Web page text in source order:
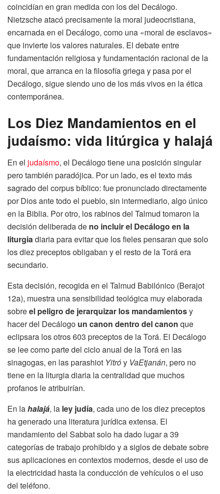
coincidían en gran medida con los del Decálogo.
Nietzsche atacó precisamente la moral judeocristiana,
encarnada en el Decálogo, como una «moral de esclavos»
que invierte los valores naturales. El debate entre
fundamentación religiosa y fundamentación racional de la
moral, que arranca en la filosofía griega y pasa por el
Decálogo, sigue siendo uno de los más vivos en la ética
contemporánea.
Los Diez Mandamientos en el
judaísmo: vida litúrgica y halajá
En el judaísmo, el Decálogo tiene una posición singular
pero también paradójica. Por un lado, es el texto más
sagrado del corpus bíblico: fue pronunciado directamente
por Dios ante todo el pueblo, sin intermediario, algo único
en la Biblia. Por otro, los rabinos del Talmud tomaron la
decisión deliberada de no incluir el Decálogo en la
liturgiadiaria para evitar que los fieles pensaran que solo
los diez preceptos obligaban y el resto de la Torá era
secundario.
Esta decisión, recogida en el Talmud Babilónico (Berajot
12a), muestra una sensibilidad teológica muy elaborada
sobreel peligro de jerarquizar los mandamientosy
hacer del Decálogo un canon dentro del canon que
eclipsara los otros 603 preceptos de la Torá. El Decálogo
se lee como parte del ciclo anual de la Torá en las
sinagogas, en las parashiot Yitróy VaEtjanán, pero no
tiene en la liturgia diaria la centralidad que muchos
profanos le atribuirían.
En lahalajá, la ley judía, cada uno de los diez preceptos
ha generado una literatura jurídica extensa. El
mandamiento del Sabbat solo ha dado lugar a 39
categorías de trabajo prohibido y a siglos de debate sobre
sus aplicaciones en contextos modernos, desde el uso de
la electricidad hasta la conducción de vehículos o el uso
del teléfono.